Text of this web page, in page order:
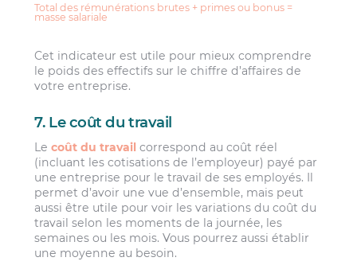
Total des rémunérations brutes + primes ou bonus =
masse salariale
Cet indicateur est utile pour mieux comprendre
le poids des effectifs sur le chiffre d’affaires de
votre entreprise.
7. Le coût du travail
Lecoût du travail correspond au coût réel
(incluant les cotisations de l’employeur) payé par
une entreprise pour le travail de ses employés. Il
permet d’avoir une vue d’ensemble, mais peut
aussi être utile pour voir les variations du coût du
travail selon les moments de la journée, les
semaines ou les mois. Vous pourrez aussi établir
une moyenne au besoin.